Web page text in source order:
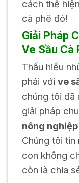
cách thể
cà phê đó!
Giải Pháp
Ve Sầu Cà
Thấu hiểu
phải với ve
chúng tôi đã
giải pháp
nông
Chúng tôi
con không
còn là chia